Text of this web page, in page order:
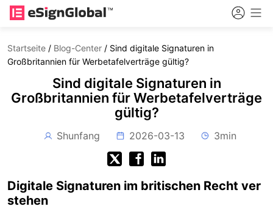
Startseite / Blog-Center / Sind digitale Signaturen in
Großbritannien für Werbetafelverträge gültig?
Sind digitale Signaturen in
Großbritannien für Werbetafelverträge
gültig?
Shunfang 2026-03-13 3min
Digitale Signaturen im britischen Recht ver
stehen